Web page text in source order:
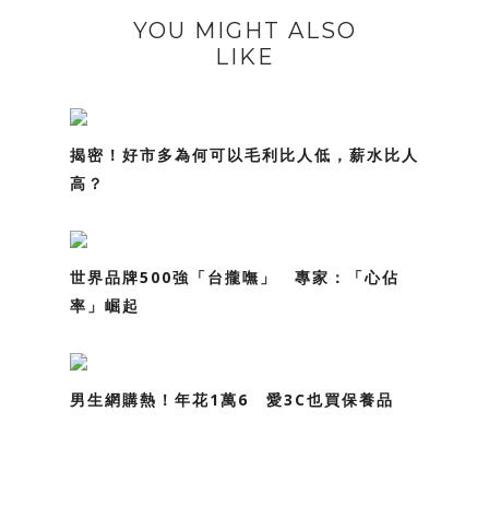
YOU MIGHT ALSO
LIKE
揭密！好市多為何可以毛利比人低，薪水比人
高？
世界品牌500強「台攏嘸」 專家：「心佔
率」崛起
男生網購熱！年花1萬6 愛3C也買保養品